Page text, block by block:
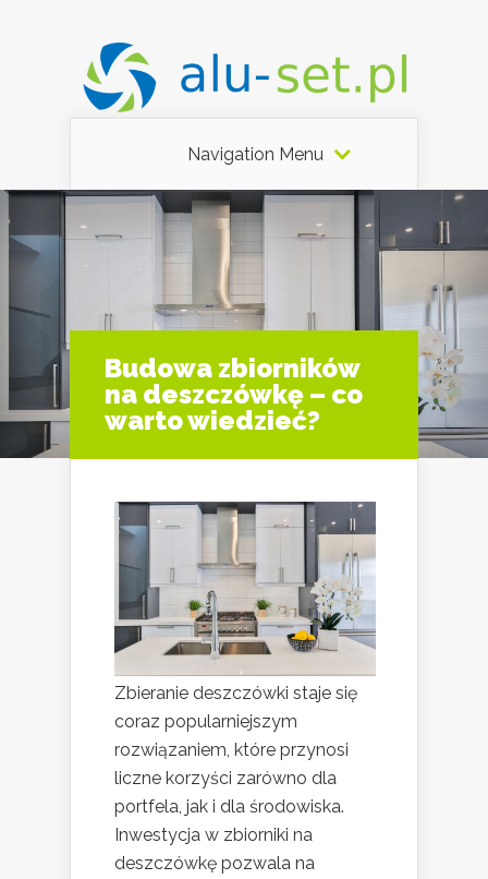
Navigation Menu
Budowa zbiorników
na deszczówkę – co
warto wiedzieć?
Zbieranie deszczówki staje się
coraz popularniejszym
rozwiązaniem, które przynosi
liczne korzyści zarówno dla
portfela, jak i dla środowiska.
Inwestycja w zbiorniki na
deszczówkę pozwala na